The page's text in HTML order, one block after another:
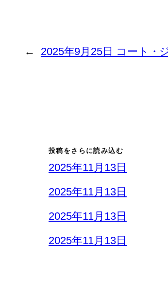
← 2025年9月25日 コート・
投稿をさらに読み込む
2025年11月13日
2025年11月13日
2025年11月13日
2025年11月13日